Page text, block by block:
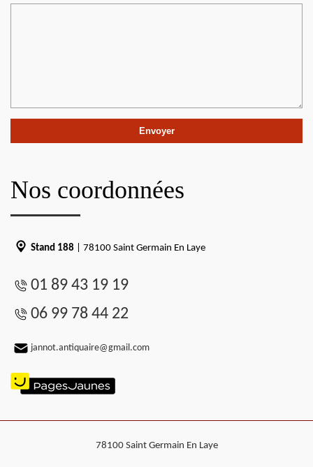
Nos coordonnées
Stand 188 | 78100 Saint Germain En Laye
01 89 43 19 19
06 99 78 44 22
jannot.antiquaire@gmail.com
78100 Saint Germain En Laye